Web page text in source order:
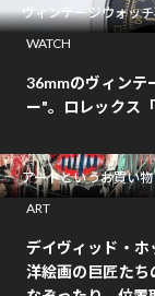
ヴィンテージウォッ
WATCH
36mmのヴィンテ
ー"。ロレックス
アートというお買い物
ART
デイヴィッド・ホ
洋絵画の巨匠たち